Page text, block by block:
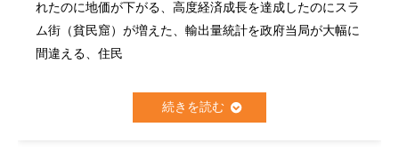
れたのに地価が下がる、高度経済成長を達成したのにスラ
ム街（貧民窟）が増えた、輸出量統計を政府当局が大幅に
間違える、住民
続きを読む